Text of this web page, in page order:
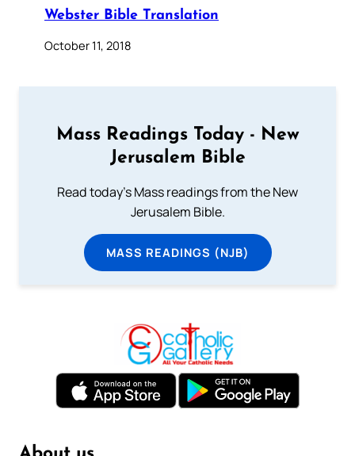
Webster Bible Translation
October 11, 2018
Mass Readings Today - New
Jerusalem Bible
Read today's Mass readings from the New
Jerusalem Bible.
MASS READINGS (NJB)